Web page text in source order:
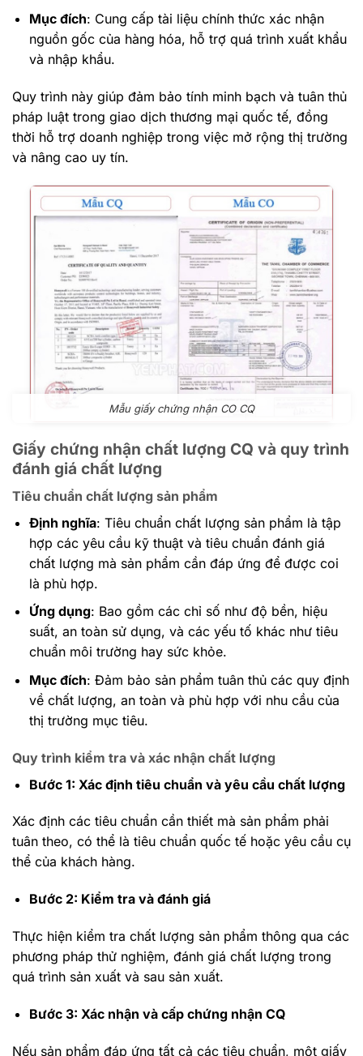
Mục đích: Cung cấp tài liệu chính thức xác nhận
nguồn gốc của hàng hóa, hỗ trợ quá trình xuất khẩu
và nhập khẩu.
Quy trình này giúp đảm bảo tính minh bạch và tuân thủ
pháp luật trong giao dịch thương mại quốc tế, đồng
thời hỗ trợ doanh nghiệp trong việc mở rộng thị trường
và nâng cao uy tín.
Mẫu giấy chứng nhận CO CQ
Giấy chứng nhận chất lượng CQ và quy trình
đánh giá chất lượng
Tiêu chuẩn chất lượng sản phẩm
Định nghĩa: Tiêu chuẩn chất lượng sản phẩm là tập
hợp các yêu cầu kỹ thuật và tiêu chuẩn đánh giá
chất lượng mà sản phẩm cần đáp ứng để được coi
là phù hợp.
Ứng dụng: Bao gồm các chỉ số như độ bền, hiệu
suất, an toàn sử dụng, và các yếu tố khác như tiêu
chuẩn môi trường hay sức khỏe.
Mục đích: Đảm bảo sản phẩm tuân thủ các quy định
về chất lượng, an toàn và phù hợp với nhu cầu của
thị trường mục tiêu.
Quy trình kiểm tra và xác nhận chất lượng
Bước 1: Xác định tiêu chuẩn và yêu cầu chất lượng
Xác định các tiêu chuẩn cần thiết mà sản phẩm phải
tuân theo, có thể là tiêu chuẩn quốc tế hoặc yêu cầu cụ
thể của khách hàng.
Bước 2: Kiểm tra và đánh giá
Thực hiện kiểm tra chất lượng sản phẩm thông qua các
phương pháp thử nghiệm, đánh giá chất lượng trong
quá trình sản xuất và sau sản xuất.
Bước 3: Xác nhận và cấp chứng nhận CQ
Nếu sản phẩm đáp ứng tất cả các tiêu chuẩn, một giấy